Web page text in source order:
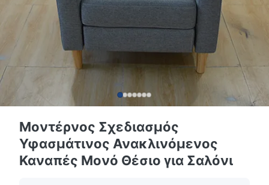
Μοντέρνος Σχεδιασμός
Υφασμάτινος Ανακλινόμενος
Καναπές Μονό Θέσιο για Σαλόνι